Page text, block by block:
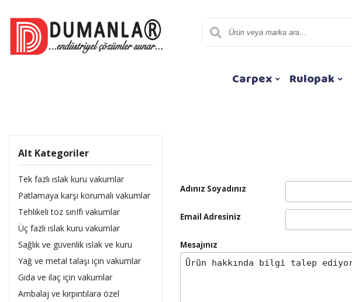
Carpex Rulopak
Alt Kategoriler
Tek fazlı ıslak kuru vakumlar
Patlamaya karşı korumalı vakumlar
Tehlikeli toz sınIfı vakumlar
Üç fazlı ıslak kuru vakumlar
Sağlık ve güvenlik ıslak ve kuru
Yağ ve metal talaşı için vakumlar
Gıda ve ilaç için vakumlar
Ambalaj ve kırpıntılara özel
Adınız Soyadınız
Email Adresiniz
Mesajınız